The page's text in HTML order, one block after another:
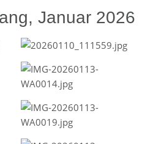
Januar 2026